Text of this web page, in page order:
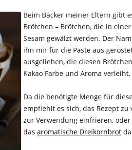
Beim Bäcker meiner Eltern gibt
Brötchen – Brötchen, die in
Sesam gewälzt werden. Der
ihn mir für die Paste aus
ausgeliehen, die diesen
Kakao Farbe und Aroma verleiht.
Da die benötigte Menge für
empfiehlt es sich, das Rezept
zur Verwendung einfrieren,
das aromatische Dreikornbrot